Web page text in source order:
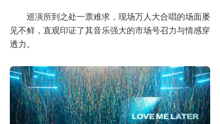
巡演所到之处一票难求，现场万人大合唱的场面屡
见不鲜，直观印证了其音乐强大的市场号召力与情感穿
透力。